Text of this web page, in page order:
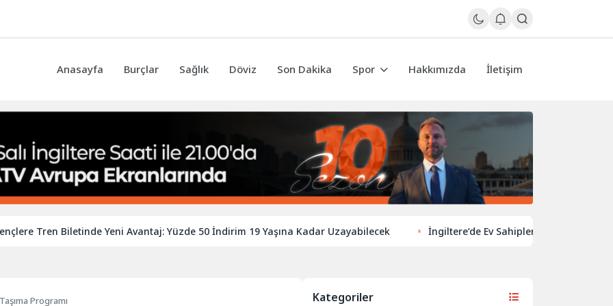
Anasayfa Burçlar Sağlık Döviz Son Dakika Spor Hakkımızda İletişim
Biletinde Yeni Avantaj: Yüzde 50 İndirim 19 Yaşına Kadar Uzayabilecek İngiltere’de Ev Sahiplerinden Yeni Yönelim: Vergi
Programı
Kategoriler